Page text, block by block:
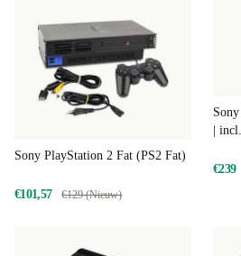
Sony PlayStation 2 Fat (PS2 Fat)
€101,57 €129 (Nieuw)
|
€239